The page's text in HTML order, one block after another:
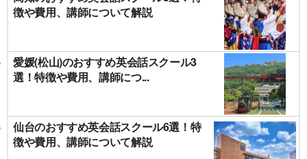
徴や費用、講師について解説
愛媛(松山)のおすすめ英会話スクール3
選！特徴や費用、講師につ...
仙台のおすすめ英会話スクール6選！特
徴や費用、講師について解説